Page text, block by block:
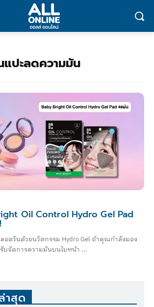
ปะลดความมัน
Oil Control Hydro Gel Pad
อดวันด้วยนวัตกรรม Hydro Gel ถ้าคุณกำลังมอง
บจัดการความมันบนใบหน้า ...
าสุด